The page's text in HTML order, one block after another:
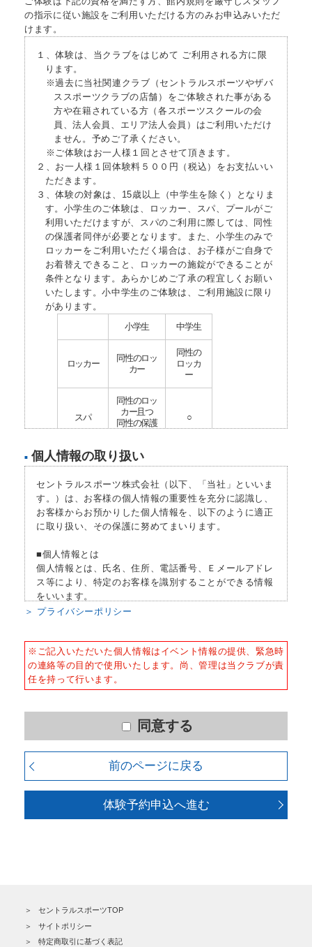
の指示に従い施設をご利用いただける方のみお申込みいただ
けます。
１、体験は、当クラブをはじめて ご利用される方に限
ります。
※過去に当社関連クラブ（セントラルスポーツやザバ
ススポーツクラブの店舗）をご体験された事がある
方や在籍されている方（各スポーツスクールの会
員、法人会員、エリア法人会員）はご利用いただけ
ません。予めご了承ください。
※ご体験はお一人様１回とさせて頂きます。
２、お一人様１回体験料５００円（税込）をお支払いい
ただきます。
３、体験の対象は、15歳以上（中学生を除く）となりま
す。小学生のご体験は、ロッカー、スパ、プールがご
利用いただけますが、スパのご利用に際しては、同性
の保護者同伴が必要となります。また、小学生のみで
ロッカーをご利用いただく場合は、お子様がご自身で
お着替えできること、ロッカーの施錠ができることが
条件となります。あらかじめご了承の程宜しくお願い
いたします。小中学生のご体験は、ご利用施設に限り
があります。
小学生 中学生
ロッカー
同性のロッ
カー
同性の
ロッカ
ー
スパ
同性のロッ
カー且つ
同性の保護
○
プール 保護者同伴
プールプ
ログラム
× ○
ウェイト
マシン
× △
フリーウ
エイト
× ×
カルディ
オマシン
× ○
※ △：スタッフからのマシン使用方
法のご案内を受けた方のみご利用頂け
ます。
す。詳細はクラブＨＰの施設紹介をご
４、良好な健康状態であり、自己責任で利用できる。
５、刺青（ファッションタトゥー）が入っていない。
■ 個人情報の取り扱い
セントラルスポーツ株式会社（以下、「当社」といいま
す。）は、お客様の個人情報の重要性を充分に認識し、
お客様からお預かりした個人情報を、以下のように適正
に取り扱い、その保護に努めてまいります。
■個人情報とは
個人情報とは、氏名、住所、電話番号、Ｅメールアドレ
ス等により、特定のお客様を識別することができる情報
をいいます。
かつ適正な方法によりお客様の個人情報を収集いたしま
す。
させて頂きます。また、違法または不当な行為を助長
し、または誘発するおそれがある方法による個人情報の
利用を行いません。
2) ご利用上の諸連絡や利用状況の確認のため
3) 運動プログラム（カウンセリングを含む）等、新商
品・サービスの立案・開発・実施のため
■個人情報の管理
当社は、お客様からお預かりした個人情報は、適切かつ
＞ プライバシーポリシー
※ご記入いただいた個人情報はイベント情報の提供、緊急時
の連絡等の目的で使用いたします。尚、管理は当クラブが責
任を持って行います。
同意する
前のページに戻る
体験予約申込へ進む
セントラルスポーツTOP
サイトポリシー
特定商取引に基づく表記